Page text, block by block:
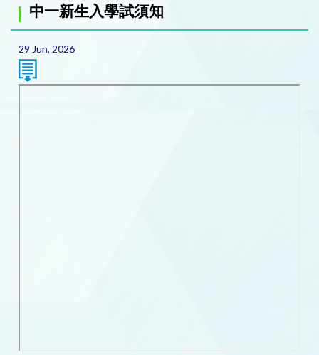
中一新生入學試須知
29 Jun, 2026